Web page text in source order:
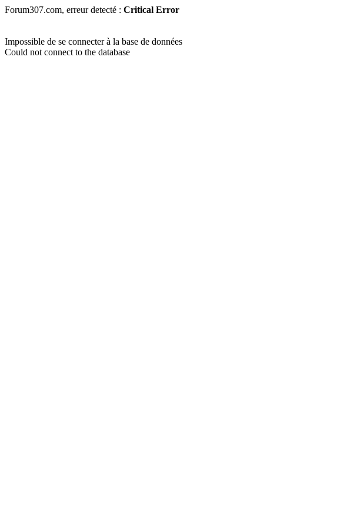
Forum307.com, erreur detecté : Critical Error
Impossible de se connecter à la base de données
Could not connect to the database